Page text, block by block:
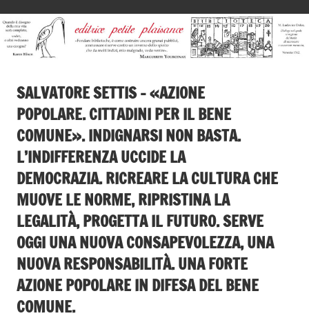
SALVATORE SETTIS – «AZIONE
POPOLARE. CITTADINI PER IL BENE
COMUNE». INDIGNARSI NON BASTA.
L’INDIFFERENZA UCCIDE LA
DEMOCRAZIA. RICREARE LA CULTURA CHE
MUOVE LE NORME, RIPRISTINA LA
LEGALITÀ, PROGETTA IL FUTURO. SERVE
OGGI UNA NUOVA CONSAPEVOLEZZA, UNA
NUOVA RESPONSABILITÀ. UNA FORTE
AZIONE POPOLARE IN DIFESA DEL BENE
COMUNE.